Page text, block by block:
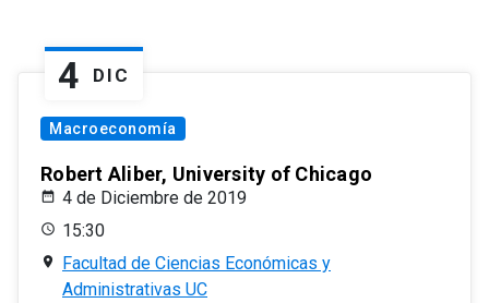
4 DIC
Macroeconomía
Robert Aliber, University of Chicago
4 de Diciembre de 2019
15:30
Facultad de Ciencias Económicas y
Administrativas UC